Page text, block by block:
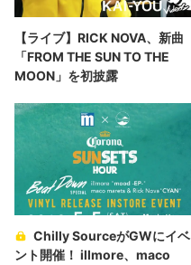
【ライブ】RICK NOVA、新曲
「FROM THE SUN TO THE
MOON」を初披露
Chilly SourceがGWにイベ
ント開催！ illmore、maco